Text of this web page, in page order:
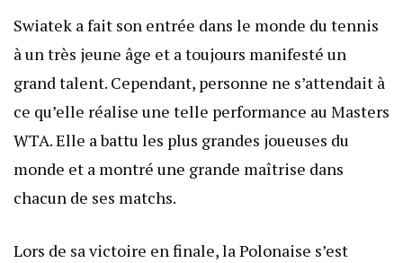
Swiatek a fait son entrée dans le monde du tennis
à un très jeune âge et a toujours manifesté un
grand talent. Cependant, personne ne s’attendait à
ce qu’elle réalise une telle performance au Masters
WTA. Elle a battu les plus grandes joueuses du
monde et a montré une grande maîtrise dans
chacun de ses matchs.
Lors de sa victoire en finale, la Polonaise s’est